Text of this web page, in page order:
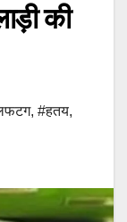
की
, #हतय,